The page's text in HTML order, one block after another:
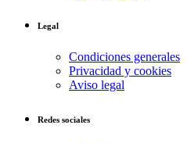
Legal
Condiciones generales
Privacidad y cookies
Aviso legal
Redes sociales